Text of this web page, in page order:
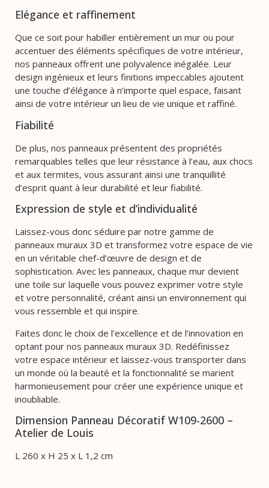
Elégance et raffinement
Que ce soit pour habiller entièrement un mur ou pour
accentuer des éléments spécifiques de votre intérieur,
nos panneaux offrent une polyvalence inégalée. Leur
design ingénieux et leurs finitions impeccables ajoutent
une touche d’élégance à n’importe quel espace, faisant
ainsi de votre intérieur un lieu de vie unique et raffiné.
Fiabilité
De plus, nos panneaux présentent des propriétés
remarquables telles que leur résistance à l’eau, aux chocs
et aux termites, vous assurant ainsi une tranquillité
d’esprit quant à leur durabilité et leur fiabilité.
Expression de style et d’individualité
Laissez-vous donc séduire par notre gamme de
panneaux muraux 3D et transformez votre espace de vie
en un véritable chef-d’œuvre de design et de
sophistication. Avec les panneaux, chaque mur devient
une toile sur laquelle vous pouvez exprimer votre style
et votre personnalité, créant ainsi un environnement qui
vous ressemble et qui inspire.
Faites donc le choix de l’excellence et de l’innovation en
optant pour nos panneaux muraux 3D. Redéfinissez
votre espace intérieur et laissez-vous transporter dans
un monde où la beauté et la fonctionnalité se marient
harmonieusement pour créer une expérience unique et
inoubliable.
Dimension Panneau Décoratif W109-2600 –
Atelier de Louis
L 260 x H 25 x L 1,2 cm